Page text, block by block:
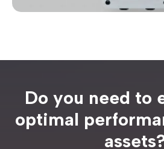
Do you need to
optimal